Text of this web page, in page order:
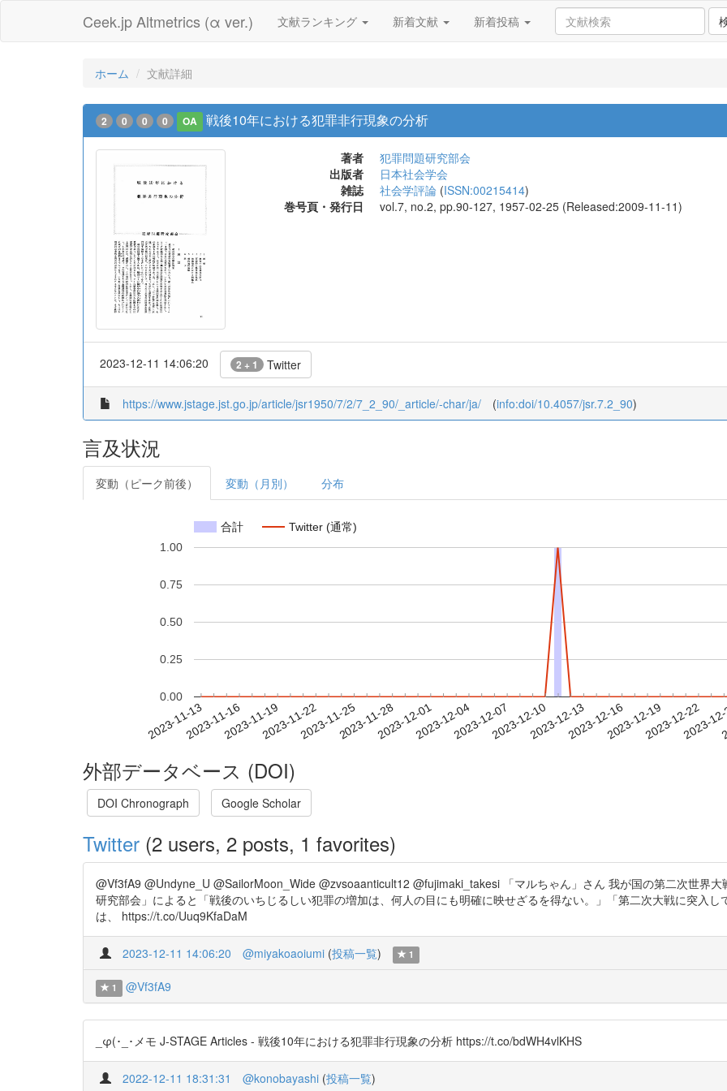
Ceek.jp Altmetrics (α ver.) 文献ランキング 新着文献 新着投稿
ホーム 文献詳細
2 0 0 0 OA 戦後10年における犯罪非行現象の分析
著者
犯罪問題研究部会
出版者
日本社会学会
雑誌
社会学評論 (ISSN:00215414)
巻号頁・発行日
vol.7, no.2, pp.90-127, 1957-02-25 (Released:2009-11-11)
2023-12-11 14:06:20 2 + 1 Twitter
https://www.jstage.jst.go.jp/article/jsr1950/7/2/7_2_90/_article/-char/ja/ (info:doi/10.4057/jsr.7.2_90)
言及状況
変動（ピーク前後） 変動（月別） 分布
合計 Twitter (通常)
2023-11-132023-11-162023-11-192023-11-222023-11-252023-11-282023-12-012023-12-042023-12-072023-12-102023-12-132023-12-162023-12-192023-12-22
2023-
0.00
0.25
0.50
0.75
1.00
外部データベース (DOI)
DOI Chronograph Google Scholar
Twitter (2 users, 2 posts, 1 favorites)
@Vf3fA9 @Undyne_U @SailorMoon_Wide @zvsoaanticult12 @fujimaki_takesi 「マルちゃん」さん 我が国の第二次世界
研究部会」によると「戦後のいちじるしい犯罪の増加は、何人の目にも明確に映せざるを得ない。」「第二次大戦に突入
は、 https://t.co/Uuq9KfaDaM
2023-12-11 14:06:20 @miyakoaoiumi (投稿一覧) 1
1 @Vf3fA9
_φ(･_･メモ J-STAGE Articles - 戦後10年における犯罪非行現象の分析 https://t.co/bdWH4vlKHS
2022-12-11 18:31:31 @konobayashi (投稿一覧)